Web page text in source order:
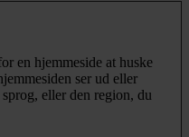
en hjemmeside at huske
ser ud eller
eller den region, du